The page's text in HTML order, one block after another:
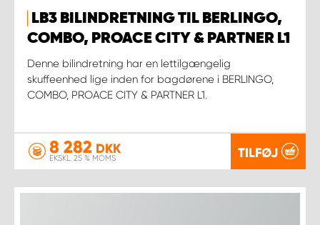
LB3 BILINDRETNING TIL BERLINGO,
COMBO, PROACE CITY & PARTNER L1
Denne bilindretning har en lettilgængelig
skuffeenhed lige inden for bagdørene i BERLINGO,
COMBO, PROACE CITY & PARTNER L1.
8 282 DKK
EKSKL. 25 % MOMS TILFØJ